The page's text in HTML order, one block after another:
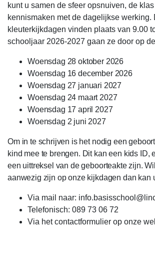
kunt u samen de sfeer opsnuiven, de
kennismaken met de dagelijkse werking.
kleuterkijkdagen vinden plaats van 9.00
schooljaar 2026-2027 gaan ze door op
Woensdag 28 oktober 2026
Woensdag 16 december 2026
Woensdag 27 januari 2027
Woensdag 24 maart 2027
Woensdag 17 april 2027
Woensdag 2 juni 2027
Om in te schrijven is het nodig een
kind mee te brengen. Dit kan een kids ID,
een uittreksel van de geboorteakte zijn.
aanwezig zijn op onze kijkdagen dan kan
Via mail naar:
Telefonisch: 089 73 06 72
Via het contactformulier op onze